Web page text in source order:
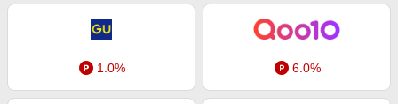
百貨店・総合ECモール
ファッション・インナー・小物
食品・スイーツ・お酒
日用品・キッチン用品
初回購入者限定特典
友達紹介
1.0% 6.0%